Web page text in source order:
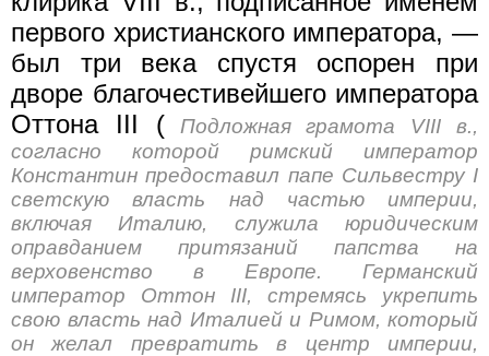
первого христианского императора, —
был три века спустя оспорен при
дворе благочестивейшего императора
Оттона III ( Подложная грамота VIII в.,
согласно которой римский император
Константин предоставил папе Сильвестру I
светскую власть над частью империи,
включая Италию, служила юридическим
оправданием притязаний папства на
верховенство в Европе. Германский
император Оттон III, стремясь укрепить
свою власть над Италией и Римом, который
он желал превратить в центр империи,